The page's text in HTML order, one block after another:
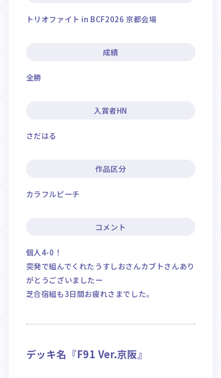
トリオファイト in BCF2026 京都会場
成績
全勝
入賞者HN
さだはる
作品区分
カラフルピーチ
コメント
個人4-0！
突発で組んでくれたうすしおさんカブトさんあり
がとうございましたー
芝合宿組も3日間お疲れさまでした。
デッキ名『F91 Ver.京阪』